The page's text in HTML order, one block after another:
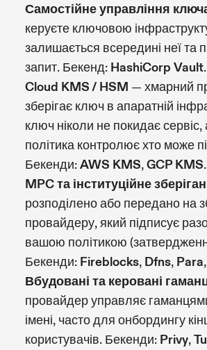
Самостійне управління
керуєте ключовою
залишається всередині неї та
запит. Бекенд: HashiCorp Vault.
Cloud KMS / HSM — хмарний
зберігає ключ в апаратній
ключ ніколи не покидає
політика контролює хто може
Бекенди:AWS KMS,GCP KMS.
MPC та інституційне
розподілено або передано на
провайдеру, який підписує
вашою політикою
Бекенди: Fireblocks, Dfns, Para,
Вбудовані та керовані
провайдер управляє
імені, часто для онбордингу
користувачів. Бекенди: Privy,